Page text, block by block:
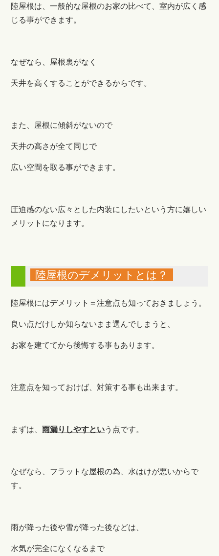
陸屋根は、一般的な屋根のお家の比べて、室内が広く感
じる事ができます。
なぜなら、屋根裏がなく
天井を高くすることができるからです。
また、屋根に傾斜がないので
天井の高さが全て同じで
広い空間を取る事ができます。
圧迫感のない広々とした内装にしたいという方に嬉しい
メリットになります。
陸屋根のデメリットとは？
陸屋根にはデメリット＝注意点も知っておきましょう。
良い点だけしか知らないまま選んでしまうと、
お家を建ててから後悔する事もあります。
注意点を知っておけば、対策する事も出来ます。
まずは、雨漏りしやすという点です。
なぜなら、フラットな屋根の為、水はけが悪いからで
す。
雨が降った後や雪が降った後などは、
水気が完全になくなるまで